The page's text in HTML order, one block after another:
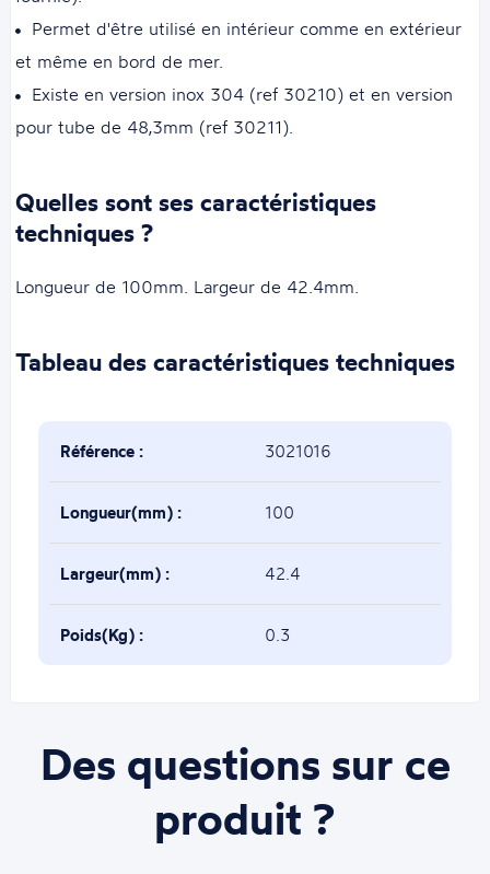
Permet d'être utilisé en intérieur comme en extérieur
et même en bord de mer.
Existe en version inox 304 (ref 30210) et en version
pour tube de 48,3mm (ref 30211).
Quelles sont ses caractéristiques
techniques ?
Longueur de 100mm. Largeur de 42.4mm.
Tableau des caractéristiques techniques
Référence : 3021016
Longueur(mm) : 100
Largeur(mm) : 42.4
Poids(Kg) : 0.3
Des questions sur ce
produit ?